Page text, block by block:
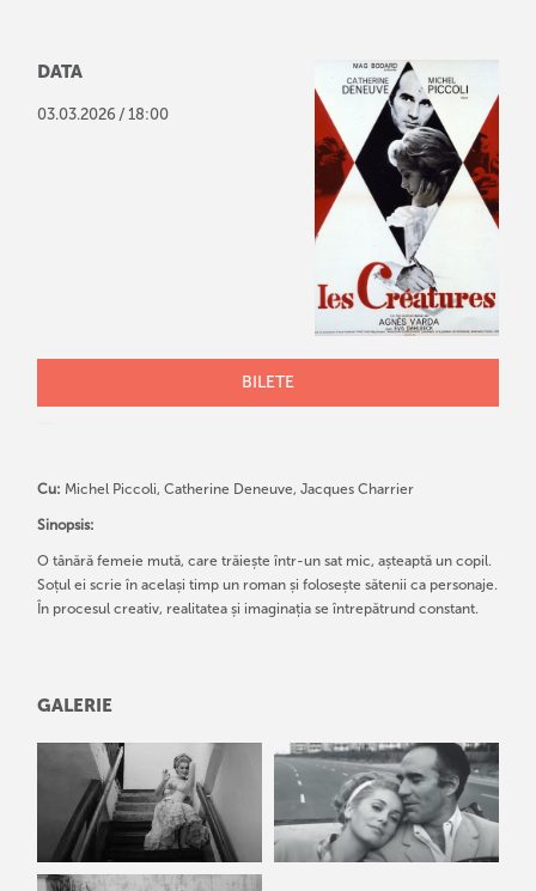
DATA
03.03.2026 / 18:00
BILETE
Cu: Michel Piccoli, Catherine Deneuve, Jacques Charrier
Sinopsis:
O tânără femeie mută, care trăiește într-un sat mic, așteaptă un copil.
Soțul ei scrie în același timp un roman și folosește sătenii ca personaje.
În procesul creativ, realitatea și imaginația se întrepătrund constant.
GALERIE